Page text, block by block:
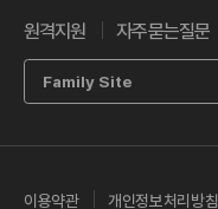
원격지원 자주묻는질문
Family Site
이용약관 개인정보처리방침